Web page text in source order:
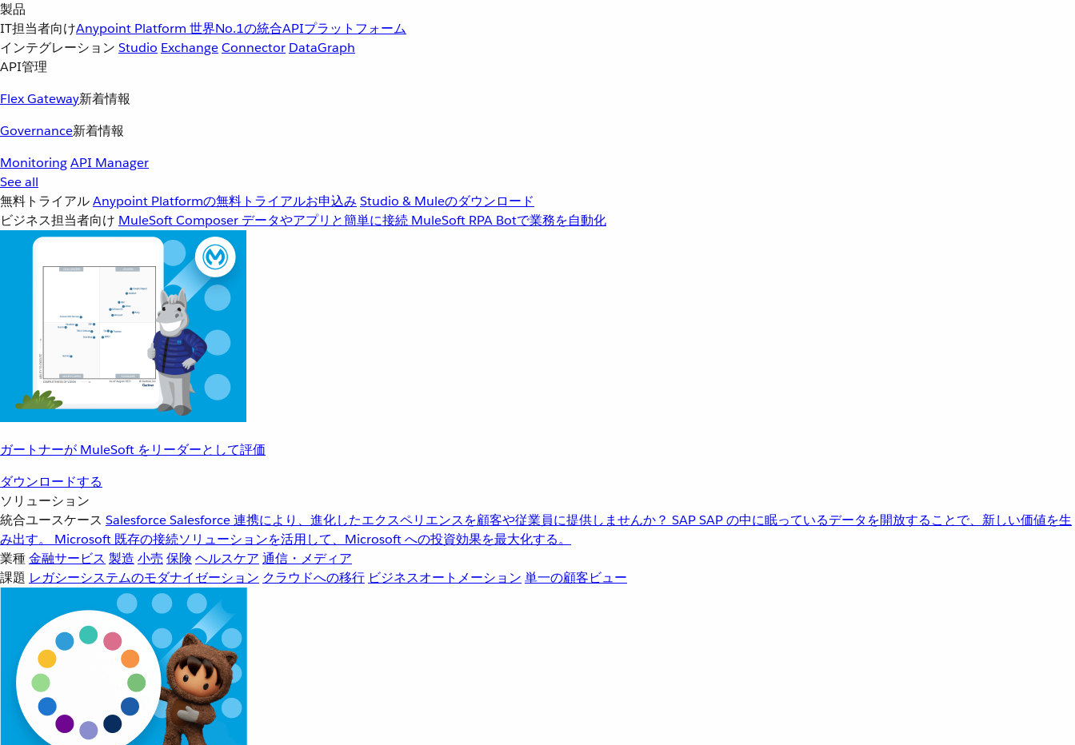
製品
IT担当者向けAnypoint Platform 世界No.1の統合APIプラットフォーム
インテグレーション Studio ExchangeConnector DataGraph
API管理
Flex Gateway新着情報
Governance新着情報
MonitoringAPI Manager
See all
無料トライアルAnypoint Platformの無料トライアルお申込み Studio & Muleのダウンロード
ビジネス担当者向け MuleSoft Composer データやアプリと簡単に接続 MuleSoft RPA Botで業務を自動化
ガートナーが MuleSoft をリーダーとして評価
ダウンロードする
ソリューション
統合ユースケース SalesforceSalesforce 連携により、進化したエクスペリエンスを顧客や従業員に提供しませんか？ SAPSAP の中に眠っているデータを開放することで、新しい価値を生
み出す。
Microsoft 既存の接続ソリューションを活用して、Microsoft への投資効果を最大化する。
業種金融サービス 製造 小売 保険 ヘルスケア 通信・メディア
課題 レガシーシステムのモダナイゼーション クラウドへの移行 ビジネスオートメーション 単一の顧客ビュー